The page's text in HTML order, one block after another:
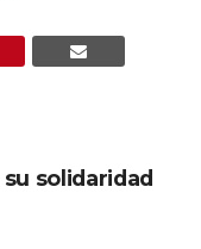
solidaridad